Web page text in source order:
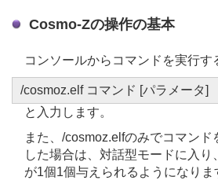
Cosmo-Zの操作の基本
コンソールからコマンドを実行す
/cosmoz.elf コマンド [パラメータ]
と入力します。
また、/cosmoz.elfのみでコマンド
した場合は、対話型モードに入
が1個1個与えられるようになりま